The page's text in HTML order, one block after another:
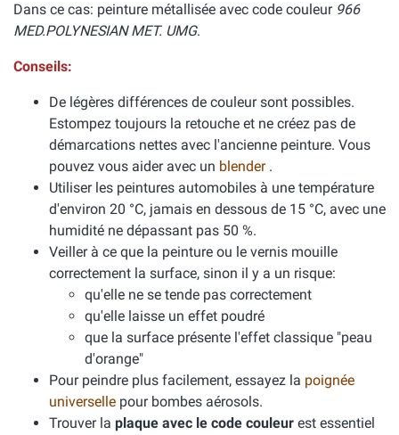
Dans ce cas: peinture métallisée avec code couleur 966
MED.POLYNESIAN MET. UMG.
Conseils:
De légères différences de couleur sont possibles.
Estompez toujours la retouche et ne créez pas de
démarcations nettes avec l'ancienne peinture. Vous
pouvez vous aider avec un blender .
Utiliser les peintures automobiles à une température
d'environ 20 °C, jamais en dessous de 15 °C, avec une
humidité ne dépassant pas 50 %.
Veiller à ce que la peinture ou le vernis mouille
correctement la surface, sinon il y a un risque:
qu'elle ne se tende pas correctement
qu'elle laisse un effet poudré
que la surface présente l'effet classique "peau
d'orange"
Pour peindre plus facilement, essayez la poignée
universelle pour bombes aérosols.
Trouver la plaque avec le code couleur est essentiel